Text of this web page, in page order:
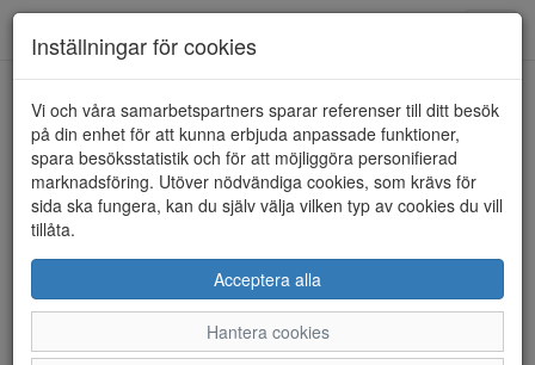
HEM ULRIKA DESIGN
Inställningar för cookies
Vi och våra samarbetspartners sparar referenser till ditt besök
på din enhet för att kunna erbjuda anpassade funktioner,
spara besöksstatistik och för att möjliggöra personifierad
marknadsföring. Utöver nödvändiga cookies, som krävs för
sida ska fungera, kan du själv välja vilken typ av cookies du vill
tillåta.
Acceptera alla
Hantera cookies